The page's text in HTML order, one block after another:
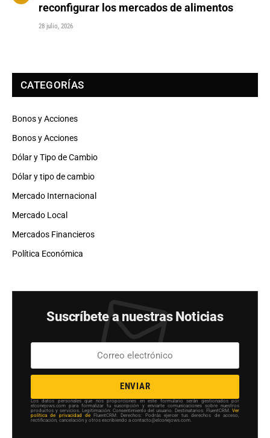
reconfigurar los mercados de alimentos
28 julio, 2026
CATEGORÍAS
Bonos y Acciones
Bonos y Acciones
Dólar y Tipo de Cambio
Dólar y tipo de cambio
Mercado Internacional
Mercado Local
Mercados Financieros
Política Económica
Suscríbete a nuestras Noticias
ENVIAR
Los datos personales que nos proporciones en este formulario serán gestionados por
elconejows.com para formalizar tu suscripción y enviarte comunicaciones sobre nuestros
productos y servicios. Legitimación: Consentimiento del usuario. Destinatarios: FluentCRM. Ver
política de privacidad de FluentCRM. Derechos: Podrás ejercer tus derechos de acceso,
rectificación, cancelación y otros escribiendo a contacto@elconejows.com.